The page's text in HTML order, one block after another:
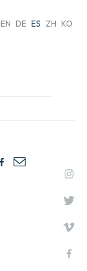
EN DE ES ZH KO